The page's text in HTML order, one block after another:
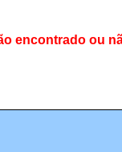
encontrado ou